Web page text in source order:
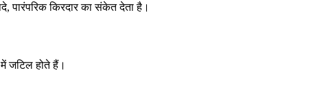
किरदार का संकेत देता है।
जटिल होते हैं।